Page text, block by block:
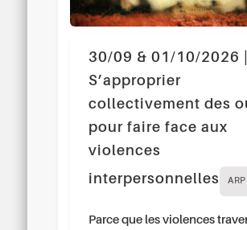
30/09 & 01/10/2026 |
S’approprier
collectivement des
pour faire face aux
violences
interpersonnelles
Parce que les violences